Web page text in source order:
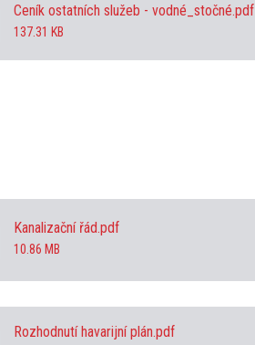
Ceník ostatních služeb - vodné_stočné.pdf
137.31 KB
Kanalizační řád.pdf
10.86 MB
Rozhodnutí havarijní plán.pdf